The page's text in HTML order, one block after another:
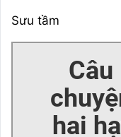
Sưu tầm